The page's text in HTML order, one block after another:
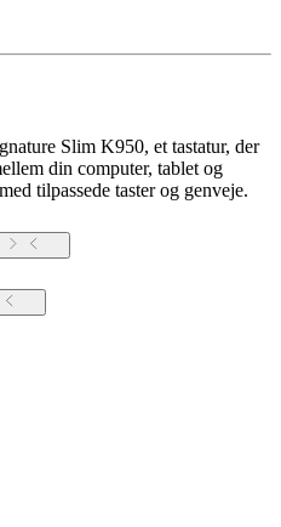
Slim K950, et tastatur, der
din computer, tablet og
tilpassede taster og genveje.